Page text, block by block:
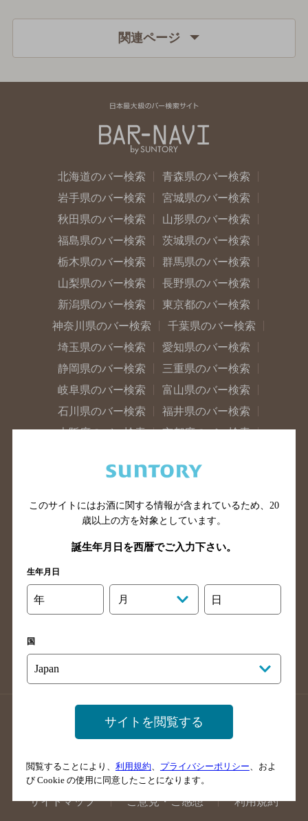
関連ページ
北海道のバー検索
青森県のバー検索
岩手県のバー検索
宮城県のバー検索
秋田県のバー検索
山形県のバー検索
福島県のバー検索
茨城県のバー検索
栃木県のバー検索
群馬県のバー検索
山梨県のバー検索
長野県のバー検索
新潟県のバー検索
東京都のバー検索
神奈川県のバー検索
千葉県のバー検索
埼玉県のバー検索
愛知県のバー検索
静岡県のバー検索
三重県のバー検索
岐阜県のバー検索
富山県のバー検索
石川県のバー検索
福井県のバー検索
大阪府のバー検索
京都府のバー検索
滋賀県のバー検索
和歌山県のバー検索
山口県のバー検索
鳥取県のバー検索
島根県のバー検索
徳島県のバー検索
高知県のバー検索
福岡県のバー検索
長崎県のバー検索
佐賀県のバー検索
店舗登録方法のご案内
店舗情報更新方法のご案内
掲載店舗様ログイン
サイトマップ ご意見・ご感想 利用規約
このサイトにはお酒に関する情報が含まれているため、 20
歳以上の方を対象としています。
誕生年月日を西暦でご入力下さい。
生年月日
年 月 日
国
サイトを閲覧する
閲覧することにより、 利用規約 プライバシーポリシー 、およ
び Cookie の使用に同意したことになります。